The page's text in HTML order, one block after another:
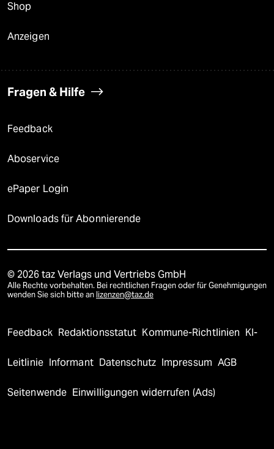
Shop
Anzeigen
Fragen & Hilfe
Feedback
Aboservice
ePaper Login
Downloads für Abonnierende
© 2026 taz Verlags und Vertriebs GmbH
Alle Rechte vorbehalten. Bei rechtlichen Fragen oder für Genehmigungen
wenden Sie sich bitte an lizenzen@taz.de
Feedback Redaktionsstatut Kommune-Richtlinien KI-
Leitlinie Informant Datenschutz Impressum AGB
Seitenwende Einwilligungen widerrufen (Ads)